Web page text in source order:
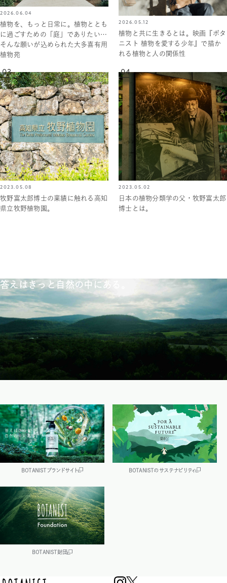
2026.06.04
植物を、もっと日常に。植物ととも
に過ごすための「庭」でありたい…
そんな願いが込められた大多喜有用
植物苑
2026.05.12
植物と共に生きるとは。映画『ボタ
ニスト 植物を愛する少年』で描か
れる植物と人の関係性
03
2023.05.08
牧野富太郎博士の業績に触れる高知
県立牧野植物園。
04
2023.05.02
日本の植物分類学の父・牧野富太郎
博士とは。
答えはきっと自然の中にある。
BOTANISTブランドサイト BOTANISTのサステナビリティ
BOTANIST財団